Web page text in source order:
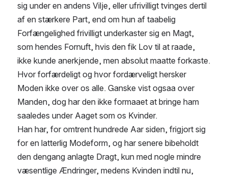
sig under en andens Vilje, eller ufrivilligt tvinges dertil
af en stærkere Part, end om hun af taabelig
Forfængelighed frivilligt underkaster sig en Magt,
som hendes Fornuft, hvis den fik Lov til at raade,
ikke kunde anerkjende, men absolut maatte forkaste.
Hvor forfærdeligt og hvor fordærveligt hersker
Moden ikke over os alle. Ganske vist ogsaa over
Manden, dog har den ikke formaaet at bringe ham
saaledes under Aaget som os Kvinder.
Han har, for omtrent hundrede Aar siden, frigjort sig
for en latterlig Modeform, og har senere bibeholdt
den dengang anlagte Dragt, kun med nogle mindre
væsentlige Ændringer, medens Kvinden indtil nu,